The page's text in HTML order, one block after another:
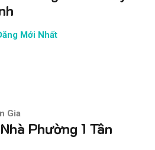
Mới Nhất
Gia
Phường 1 Tân